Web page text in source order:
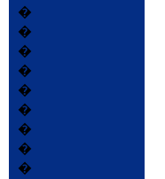
�
�
�
�
�
�
�
�
�